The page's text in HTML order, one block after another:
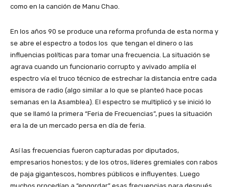
como en la canción de Manu Chao.
En los años 90 se produce una reforma profunda de esta norma y
se abre el espectro a todos los que tengan el dinero o las
influencias políticas para tomar una frecuencia. La situación se
agrava cuando un funcionario corrupto y avivado amplía el
espectro vía el truco técnico de estrechar la distancia entre cada
emisora de radio (algo similar a lo que se planteó hace pocas
semanas en la Asamblea). El espectro se multiplicó y se inició lo
que se llamó la primera “Feria de Frecuencias”, pues la situación
era la de un mercado persa en día de feria.
Así las frecuencias fueron capturadas por diputados,
empresarios honestos; y de los otros, líderes gremiales con rabos
de paja gigantescos, hombres públicos e influyentes. Luego